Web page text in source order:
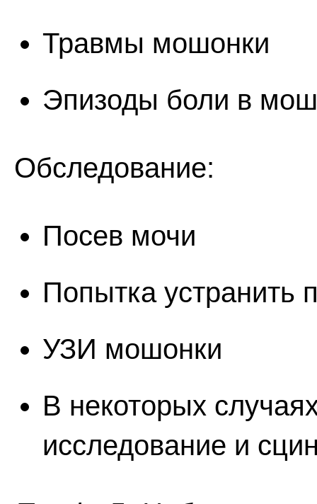
Травмы мошонки
Эпизоды боли в
Обследование:
Посев мочи
Попытка устранить
УЗИ мошонки
В некоторых
исследование и